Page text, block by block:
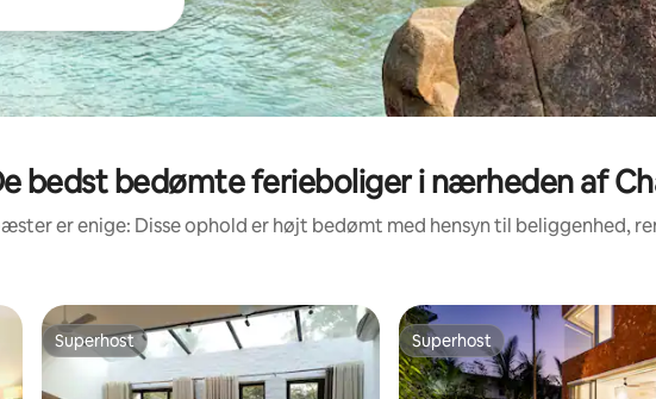
bedst bedømte ferieboliger i nærheden af
er enige: Disse ophold er højt bedømt med hensyn til beliggenhed,
Superhost
Superhost Superhost
Superhost